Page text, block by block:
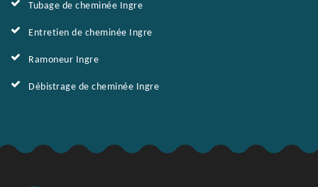
Tubage de cheminée Ingre
Entretien de cheminée Ingre
Ramoneur Ingre
Débistrage de cheminée Ingre